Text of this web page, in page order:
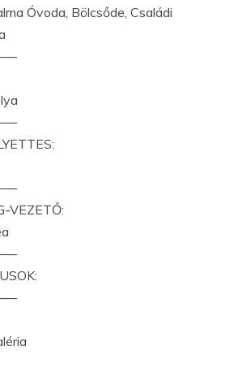
Óvoda, Bölcsőde, Családi
VEZETŐ: